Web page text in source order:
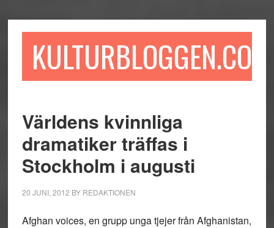
till
till
sidofältet
till
KULTURBLOGGEN.COM
Världens kvinnliga
dramatiker träffas i
Stockholm i augusti
20 JUNI, 2012 BY REDAKTIONEN
Afghan voices, en grupp unga tjejer från Afghanistan,